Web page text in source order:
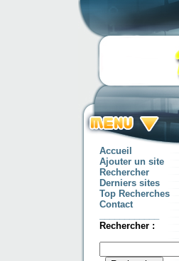
Accueil
Ajouter un site
Rechercher
Derniers sites
Top Recherches
Contact
Rechercher :